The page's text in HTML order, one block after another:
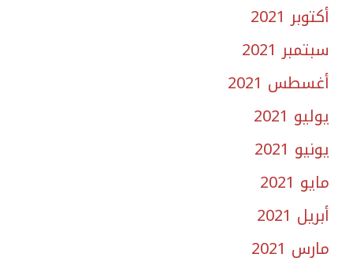
أكتوبر 2021
سبتمبر 2021
أغسطس 2021
يوليو 2021
يونيو 2021
مايو 2021
أبريل 2021
مارس 2021